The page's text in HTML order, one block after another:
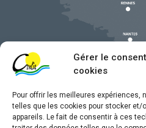
Gérer le
cookies
Pour offrir les meilleures
telles que les cookies pour stocker et/
appareils. Le fait de consentir à ces